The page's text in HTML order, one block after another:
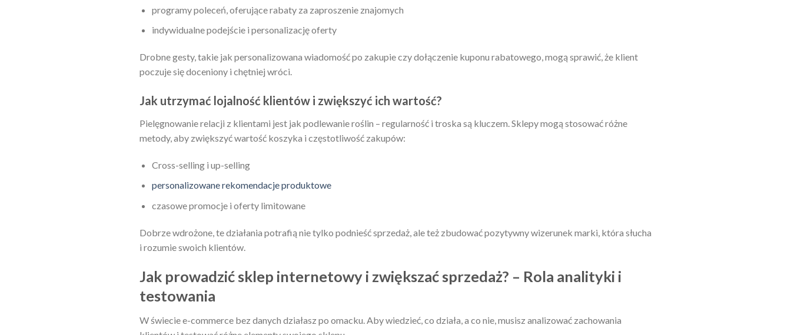
programy poleceń, oferujące rabaty za zaproszenie znajomych
indywidualne podejście i personalizację oferty
Drobne gesty, takie jak personalizowana wiadomość po zakupie czy dołączenie kuponu rabatowego, mogą sprawić, że klient
poczuje się doceniony i chętniej wróci.
Jak utrzymać lojalność klientów i zwiększyć ich wartość?
Pielęgnowanie relacji z klientami jest jak podlewanie roślin – regularność i troska są kluczem. Sklepy mogą stosować różne
metody, aby zwiększyć wartość koszyka i częstotliwość zakupów:
Cross-selling i up-selling
personalizowane rekomendacje produktowe
czasowe promocje i oferty limitowane
Dobrze wdrożone, te działania potrafią nie tylko podnieść sprzedaż, ale też zbudować pozytywny wizerunek marki, która słucha
i rozumie swoich klientów.
Jak prowadzić sklep internetowy i zwiększać sprzedaż? – Rola analityki i
testowania
W świecie e-commerce bez danych działasz po omacku. Aby wiedzieć, co działa, a co nie, musisz analizować zachowania